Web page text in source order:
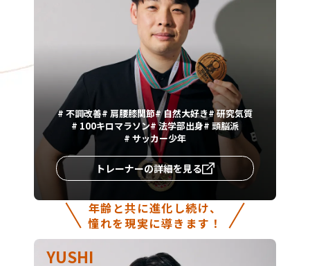
# 不調改善# 肩腰膝関節#自然大好き#研究気質
# 100キロマラソン#法学部出身# 頭脳派
# サッカー少年
トレーナーの詳細を見る
年齢と共に進化し続け、
憧れを現実に導きます！
YUSHI